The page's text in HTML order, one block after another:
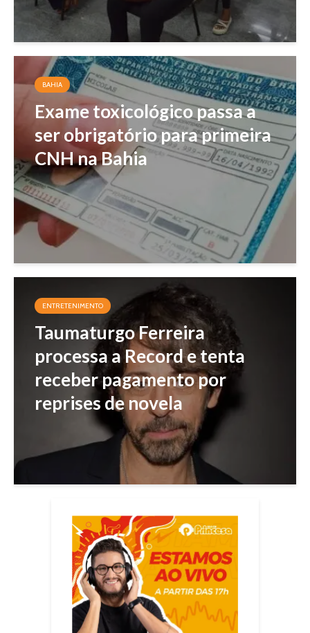
BAHIA
Exame toxicológico passa a
ser obrigatório para primeira
CNH na Bahia
ENTRETENIMENTO
Taumaturgo Ferreira
processa a Record e tenta
receber pagamento por
reprises de novela